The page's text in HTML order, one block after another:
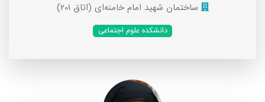
ساختمان شهید امام خامنه‌ای (اتاق 201)
دانشکده علوم اجتماعی